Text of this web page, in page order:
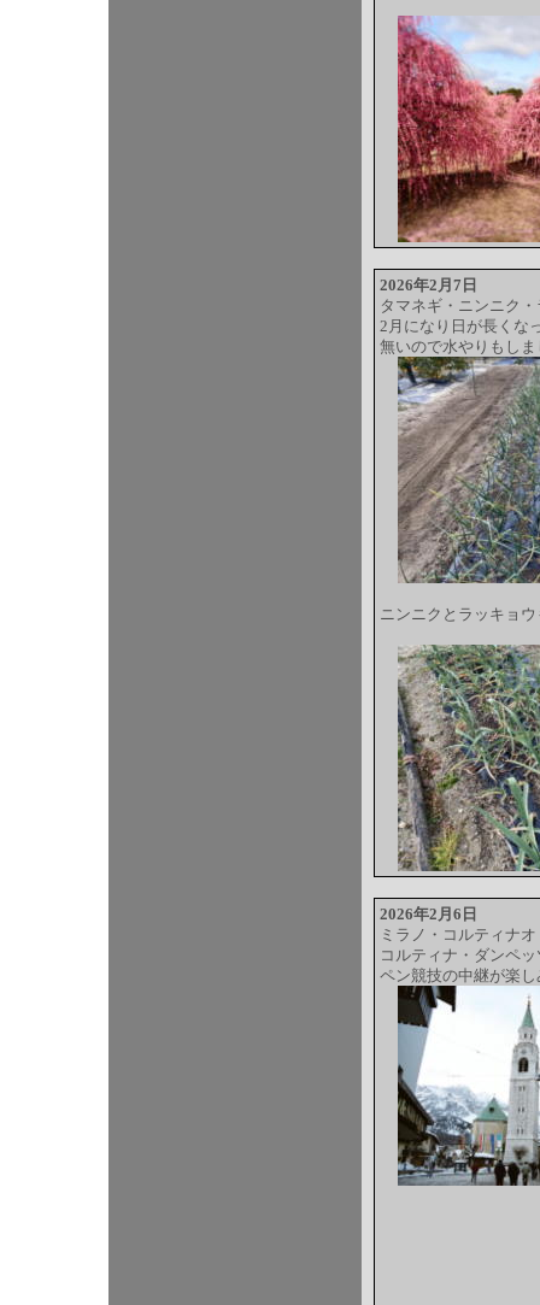
2026年2月7日
タマネギ・ニンニク
2月になり日が長くな
無いので水やりもしま
ニンニクとラッキョ
2026年2月6日
ミラノ・コルティナ
コルティナ・ダンペ
ペン競技の中継が楽